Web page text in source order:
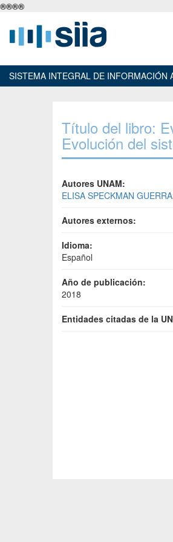
®®®®
SISTEMA INTEGRAL DE INFORMACIÓN
Título del libro:
Evolución del
Autores UNAM:
ELISA SPECKMAN GUERRA
Autores externos:
Idioma:
Español
Año de publicación:
2018
Entidades citadas de la